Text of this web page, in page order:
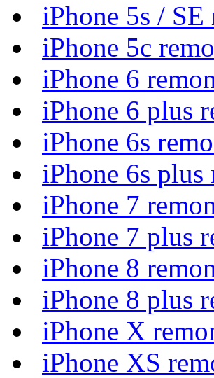
iPhone 5s / SE
iPhone 5c
iPhone 6
iPhone 6 plus
iPhone 6s
iPhone 6s plus
iPhone 7
iPhone 7 plus
iPhone 8
iPhone 8 plus
iPhone X
iPhone XS